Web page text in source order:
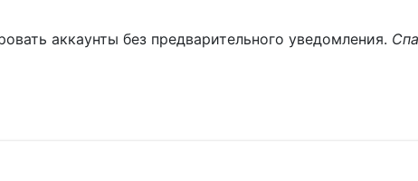
аккаунты без предварительного уведомления.